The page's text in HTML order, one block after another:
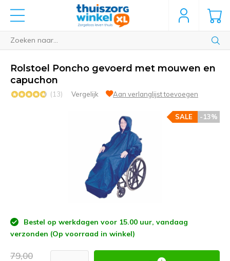
Rolstoel Poncho gevoerd met mouwen en
capuchon
(13) Vergelijk Aan verlanglijst toevoegen
-13%
SALE
Bestel op werkdagen voor 15.00 uur, vandaag
verzonden (Op voorraad in winkel)
79,00